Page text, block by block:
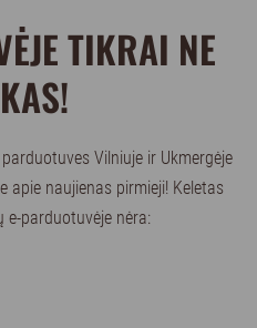
TIKRAI NE
Vilniuje ir Ukmergėje
apie naujienas pirmieji! Keletas
e-parduotuvėje nėra: